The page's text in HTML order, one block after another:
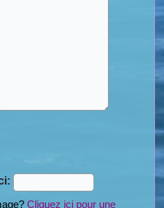
Cliquez ici pour une